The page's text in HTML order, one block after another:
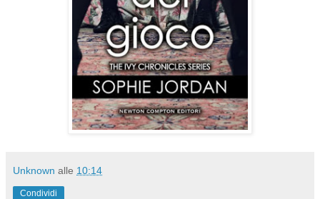
Unknown alle 10:14
Condividi